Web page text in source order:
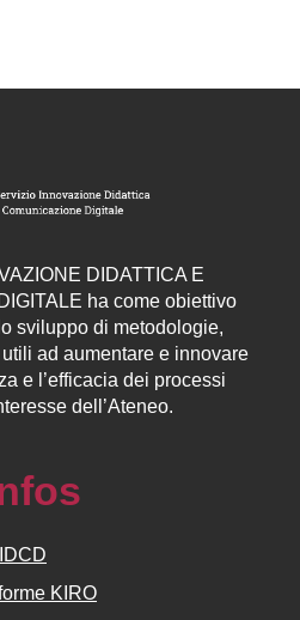
DIDATTICA E
ha come obiettivo
sviluppo di metodologie,
ad aumentare e innovare
e l’efficacia dei processi
dell’Ateneo.
IDCD
KIRO